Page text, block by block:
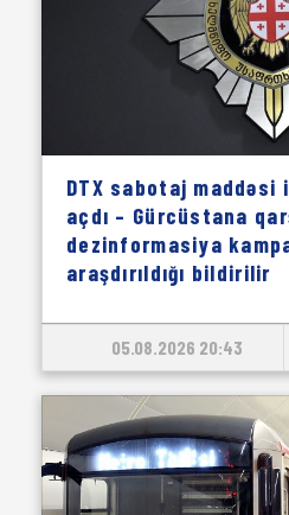
DTX sabotaj
açdı – Gürcüstana
dezinformasiya
araşdırıldığı bildirilir
05.08.2026 20:43